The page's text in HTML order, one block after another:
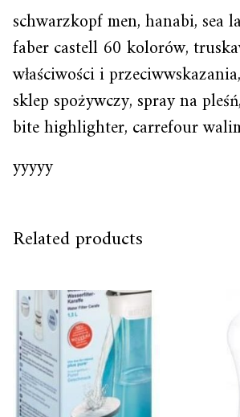
schwarzkopf men, hanabi, sea
faber castell 60 kolorów,
właściwości i
sklep spożywczy, spray na
bite highlighter, carrefour
yyyyy
Related products